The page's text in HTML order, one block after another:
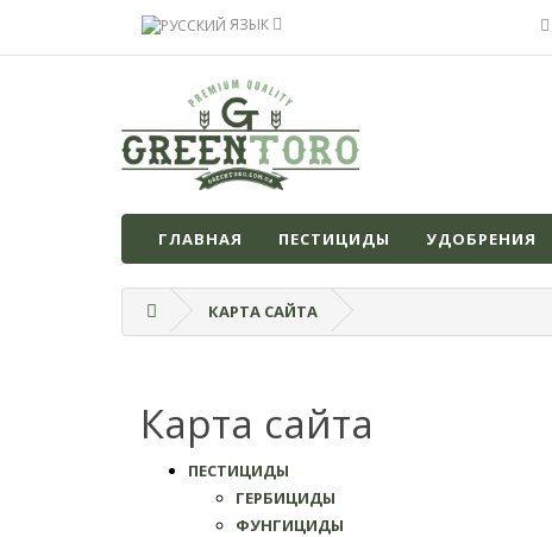
ЯЗЫК
ГЛАВНАЯ ПЕСТИЦИДЫ УДОБРЕНИЯ
КАРТА САЙТА
Карта сайта
ПЕСТИЦИДЫ
ГЕРБИЦИДЫ
ФУНГИЦИДЫ